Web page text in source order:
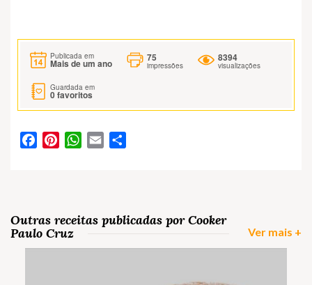
Publicada em
Mais de um ano
75
impressões
8394
visualizações
Guardada em
0favoritos
FacebookPinterestWhatsApp
Email
Outras receitas publicadas por Cooker
Paulo Cruz
Ver mais +